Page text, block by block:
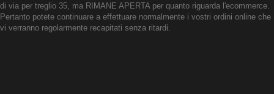
di via per treglio 35, ma RIMANE APERTA per quanto riguarda l'ecommerce.
Pertanto potete continuare a effettuare normalmente i vostri ordini online che
vi verranno regolarmente recapitati senza ritardi.